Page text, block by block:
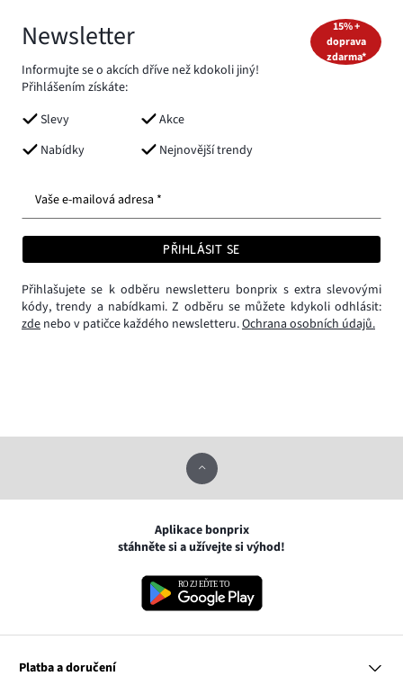
Newsletter
Informujte se o akcích dříve než kdokoli jiný!
Přihlášením získáte:
Slevy
Akce
Nabídky
Nejnovější trendy
15% +
doprava
zdarma*
Vaše e-mailová adresa *
PŘIHLÁSIT SE
Přihlašujete se k odběru newsletteru bonprix s extra slevovými
kódy, trendy a nabídkami. Z odběru se můžete kdykoli odhlásit:
zde nebo v patičce každého newsletteru.Ochrana osobních údajů.
Aplikace bonprix
stáhněte si a užívejte si výhod!
Platba a doručení